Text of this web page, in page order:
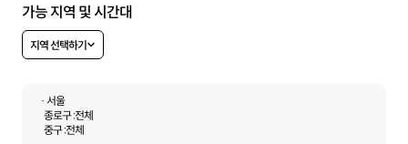
가능 지역 및 시간대
지역 선택하기
· 서울
종로구 :전체
중구 :전체